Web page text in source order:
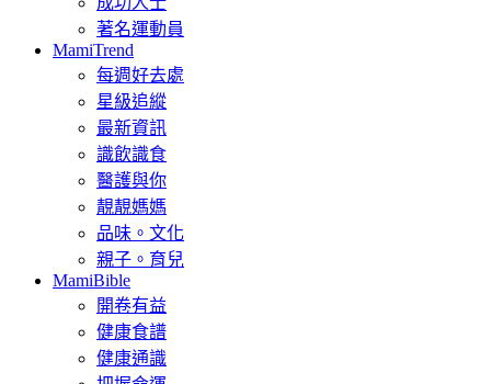
著名運動員
MamiTrend
每週好去處
星級追縱
最新資訊
識飲識食
醫護與你
靚靚媽媽
品味。文化
親子。育兒
MamiBible
開卷有益
健康食譜
健康通識